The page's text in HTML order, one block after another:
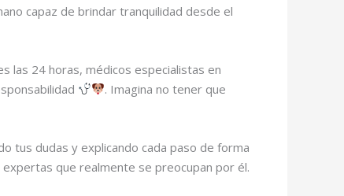
capaz de brindar tranquilidad desde el
las 24 horas, médicos especialistas en
. Imagina no tener que
tus dudas y explicando cada paso de forma
que realmente se preocupan por él.